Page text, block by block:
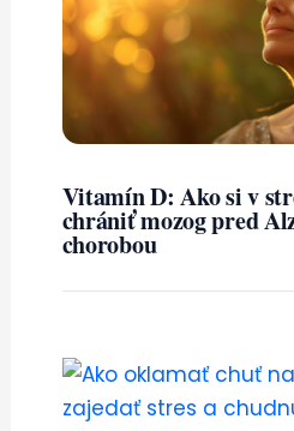
Vitamín D: Ako si v
chrániť mozog pred
chorobou